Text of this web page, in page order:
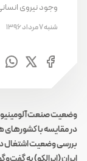
وجود نیروی
شنبه 7 مرداد 1396
وضعیت صنعت
در مقایسه با کشورهای
بررسی وضعیت اشتغال